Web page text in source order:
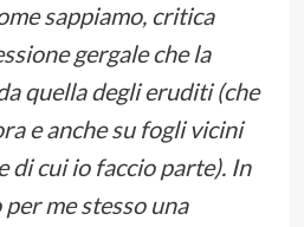
sappiamo, critica
gergale che la
quella degli eruditi (che
e anche su fogli vicini
di cui io faccio parte). In
me stesso una